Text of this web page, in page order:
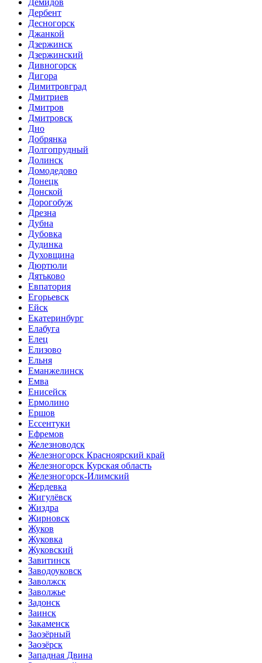
Демидов
Дербент
Десногорск
Джанкой
Дзержинск
Дзержинский
Дивногорск
Дигора
Димитровград
Дмитриев
Дмитров
Дмитровск
Дно
Добрянка
Долгопрудный
Долинск
Домодедово
Донецк
Донской
Дорогобуж
Дрезна
Дубна
Дубовка
Дудинка
Духовщина
Дюртюли
Дятьково
Евпатория
Егорьевск
Ейск
Екатеринбург
Елабуга
Елец
Елизово
Ельня
Еманжелинск
Емва
Енисейск
Ермолино
Ершов
Ессентуки
Ефремов
Железноводск
Железногорск Красноярский край
Железногорск Курская область
Железногорск-Илимский
Жердевка
Жигулёвск
Жиздра
Жирновск
Жуков
Жуковка
Жуковский
Завитинск
Заводоуковск
Заволжск
Заволжье
Задонск
Заинск
Закаменск
Заозёрный
Заозёрск
Западная Двина